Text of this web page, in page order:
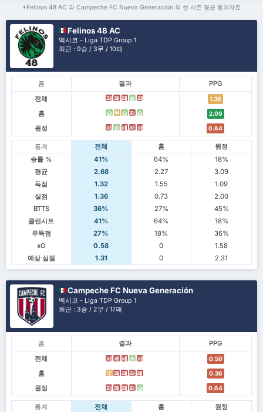
*Felinos 48 AC 과 Campeche FC Nueva Generación 의 현 시즌 평균 통계자료
Felinos 48 AC
멕시코 - Liga TDP Group 1
최근 : 9승 / 3무 / 10패
폼 결과
PPG
전체
패 패 패 승 패 1.36
홈 승 무 승 패 승 2.09
원정 패 승 패 패 패 0.64
통계 전체 홈
원정
승률 %
41% 64%
18%
평균
2.68 2.27
3.09
득점
1.32 1.55
1.09
실점
1.36 0.73
2.00
BTTS
36% 27%
45%
클린시트
41% 64%
18%
무득점
27% 18%
36%
xG
0.58 0
1.58
예상 실점
1.31 0 2.31
Campeche FC Nueva Generación
멕시코 - Liga TDP Group 1
최근 : 3승 / 2무 / 17패
폼 결과
PPG
전체
패 패 패 승 패 0.50
홈 무 패 패 패 패 0.36
원정 패 패 패 패 승 0.64
통계 전체 홈
원정